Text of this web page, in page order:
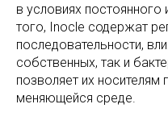
в условиях
того, Inocle содержат
последовательности,
собственных, так и
позволяет их носителям
меняющейся среде.